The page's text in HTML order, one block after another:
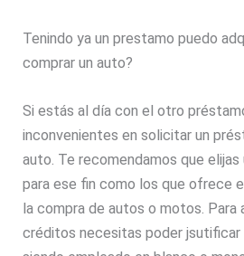
Tenindo ya un prestamo puedo
comprar un auto?
Si estás al día con el otro
inconvenientes en solicitar un
auto. Te recomendamos que
para ese fin como los que ofrece
la compra de autos o motos. Para
créditos necesitas poder jsutificar